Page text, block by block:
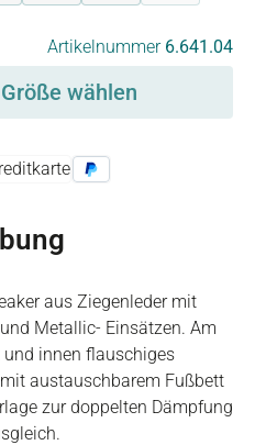
Artikelnummer 6.641.04
wählen
aus Ziegenleder mit
Metallic- Einsätzen. Am
innen flauschiges
austauschbarem Fußbett
zur doppelten Dämpfung